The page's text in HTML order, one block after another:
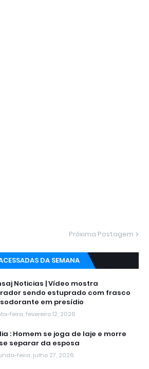
Próxima Postagem
DA SEMANA
Noticias | Vídeo mostra
sendo estuprado com frasco
em presídio
feira, fevereiro 12, 2026
: Homem se joga de laje e morre
separar da esposa
feira, julho 27, 2026